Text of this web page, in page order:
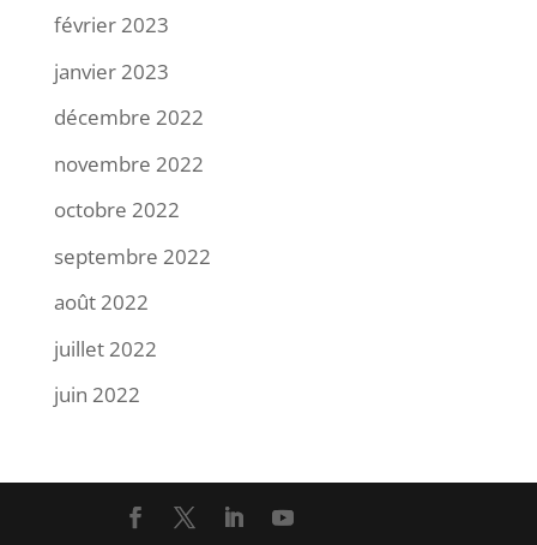
février 2023
janvier 2023
décembre 2022
novembre 2022
octobre 2022
septembre 2022
août 2022
juillet 2022
juin 2022